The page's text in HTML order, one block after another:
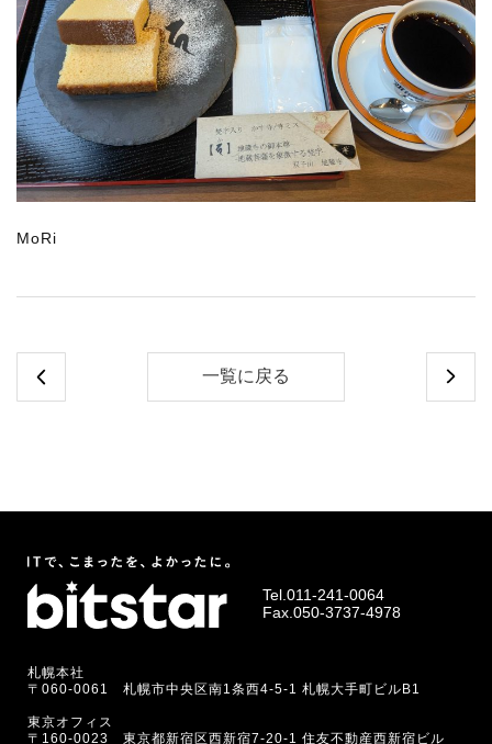
MoRi
一覧に戻る
Tel. 011-241-0064
Fax.050-3737-4978
札幌本社
〒060-0061 札幌市中央区南1条西4-5-1 札幌大手町ビルB1
東京オフィス
〒160-0023 東京都新宿区西新宿7-20-1 住友不動産西新宿ビル